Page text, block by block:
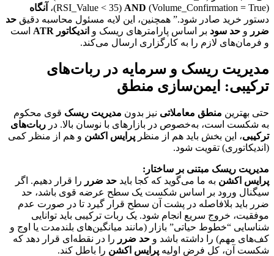
(RSI_Value < 35) AND (Volume_Confirmation = True)،
آنگاه
دستور خرید صادر شود.” همچنین، این لایه مسئول محاسبه دقیق حد
ضرر و حد سود بر اساس پارامترهای ریسک و اندیکاتور ATR
است
و فرمان‌های لازم را به کارگزاری ارسال می‌کند.
مدیریت ریسک و سرمایه در ربات‌های
ترکیبی: ایمن‌سازی منطق
حتی بهترین منطق معاملاتی نیز بدون مدیریت ریسک قوی محکوم
به شکست است، به‌خصوص در بازارهای با نوسان بالا. در ربات‌های
ترکیبی، این بخش باید هم از منظر پرایس اکشن و هم از منظر کمی
(اندیکاتوری) تقویت شود.
مدیریت ریسک مبتنی بر ساختار:
پرایس اکشن به ما می‌گوید که کجا باید حد ضرر را قرار دهیم. اگر
سیگنال ورود بر اساس شکست یک سطح عرضه قوی باشد، حد
ضرر باید بلافاصله در پشت آن سطح قرار گیرد تا در صورت عدم
موفقیت، خروج سریع انجام شود. یک ربات ترکیبی باید توانایی
شناسایی “خطوط حیاتی” بازار (مانند میانگین‌های بلندمدت یا اوج و
کف‌های مهم) را داشته باشد و حد ضرر را در نقطه‌ای قرار دهد که
شکست آن، کل فرض اولیه پرایس اکشن را باطل کند.